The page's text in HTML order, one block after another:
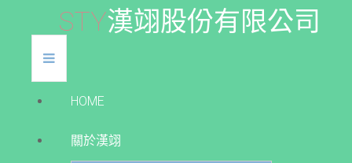
STY漢翊股份有限公司
HOME
關於漢翊